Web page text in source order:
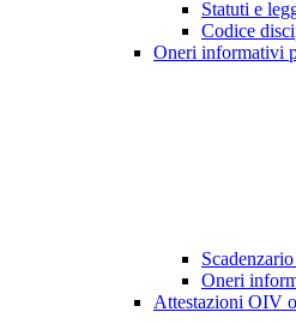
Statuti e
Codice
Oneri informativi
Oneri
Attestazioni OIV